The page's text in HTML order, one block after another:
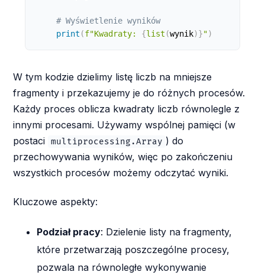
# Wyświetlenie wyników
print (f"Kwadraty: {list (wynik)}")
W tym kodzie dzielimy listę liczb na mniejsze
fragmenty i przekazujemy je do różnych procesów.
Każdy proces oblicza kwadraty liczb równolegle z
innymi procesami. Używamy wspólnej pamięci (w
postaci
multiprocessing.Array ) do
przechowywania wyników, więc po zakończeniu
wszystkich procesów możemy odczytać wyniki.
Kluczowe aspekty:
Podział pracy: Dzielenie listy na fragmenty,
które przetwarzają poszczególne procesy,
pozwala na równoległe wykonywanie